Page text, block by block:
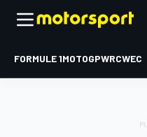
FORMULE 1MOTOGPWRCWEC